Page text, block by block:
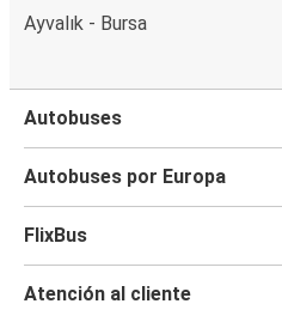
Ayvalık - Bursa
Autobuses
Autobuses por Europa
FlixBus
Atención al cliente